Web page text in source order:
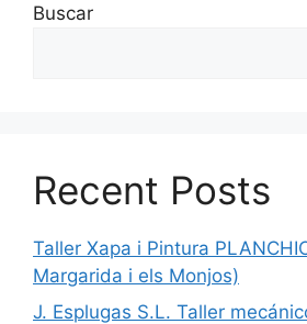
Buscar
Recent Posts
Taller Xapa i Pintura
Margarida i els Monjos)
J. Esplugas S.L. Taller